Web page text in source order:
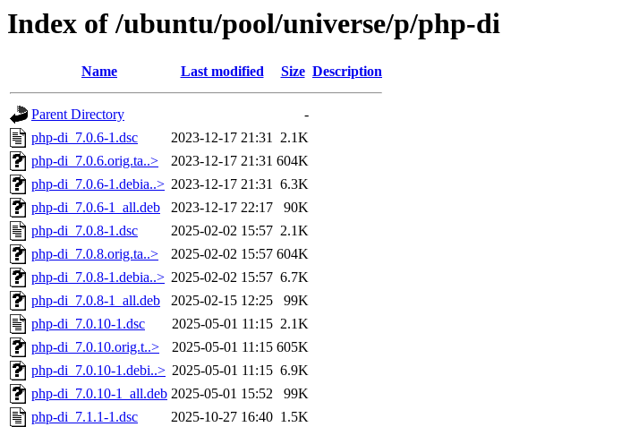
Index of /ubuntu/pool/universe/p/php-di
Name Last modified Size Description
Parent Directory
-
php-di_7.0.6-1.dsc
2023-12-17 21:31 2.1K
php-di_7.0.6.orig.ta..>
2023-12-17 21:31 604K
php-di_7.0.6-1.debia..> 2023-12-17 21:31 6.3K
php-di_7.0.6-1_all.deb
2023-12-17 22:17
90K
php-di_7.0.8-1.dsc
2025-02-02 15:57 2.1K
php-di_7.0.8.orig.ta..>
2025-02-02 15:57 604K
php-di_7.0.8-1.debia..> 2025-02-02 15:57 6.7K
php-di_7.0.8-1_all.deb
2025-02-15 12:25
99K
php-di_7.0.10-1.dsc
2025-05-01 11:15 2.1K
php-di_7.0.10.orig.t..>
2025-05-01 11:15 605K
php-di_7.0.10-1.debi..> 2025-05-01 11:15 6.9K
php-di_7.0.10-1_all.deb 2025-05-01 15:52
99K
php-di_7.1.1-1.dsc
2025-10-27 16:40 1.5K